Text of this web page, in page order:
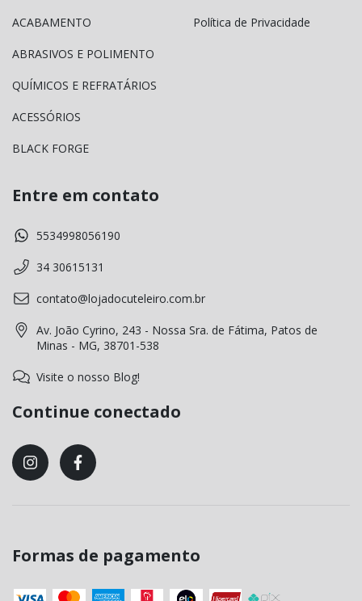
ACABAMENTO
ABRASIVOS E POLIMENTO
QUÍMICOS E REFRATÁRIOS
ACESSÓRIOS
BLACK FORGE
Política de Privacidade
Entre em contato
5534998056190
34 30615131
contato@lojadocuteleiro.com.br
Av. João Cyrino, 243 - Nossa Sra. de Fátima, Patos de
Minas - MG, 38701-538
Visite o nosso Blog!
Continue conectado
Formas de pagamento